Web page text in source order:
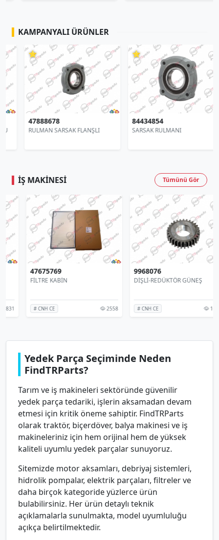
KAMPANYALI ÜRÜNLER
47888678
RULMAN SARSAK FLANŞLI
84434854
SARSAK RULMANI
İŞ MAKINESI Tümünü Gör
47675769
FİLTRE KABİN
# CNH CE 2558
9968076
DİŞLİ-REDÜKTÖR GÜNEŞ
# CNH CE 1692
Yedek Parça Seçiminde Neden
FindTRParts?
Tarım ve iş makineleri sektöründe güvenilir
yedek parça tedariki, işlerin aksamadan devam
etmesi için kritik öneme sahiptir. FindTRParts
olarak traktör, biçerdöver, balya makinesi ve iş
makineleriniz için hem orijinal hem de yüksek
kaliteli uyumlu yedek parçalar sunuyoruz.
Sitemizde motor aksamları, debriyaj sistemleri,
hidrolik pompalar, elektrik parçaları, filtreler ve
daha birçok kategoride yüzlerce ürün
bulabilirsiniz. Her ürün detaylı teknik
açıklamalarla sunulmakta, model uyumluluğu
açıkça belirtilmektedir.